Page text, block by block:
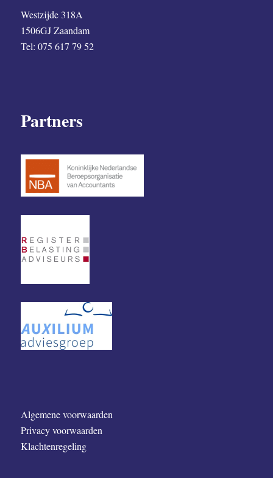
Westzijde 318A
1506GJ Zaandam
Tel: 075 617 79 52
Partners
Algemene voorwaarden
Privacy voorwaarden
Klachtenregeling